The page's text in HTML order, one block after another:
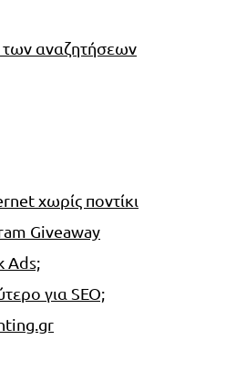
των αναζητήσεων
χωρίς ποντίκι
Giveaway
Ads;
για SEO;